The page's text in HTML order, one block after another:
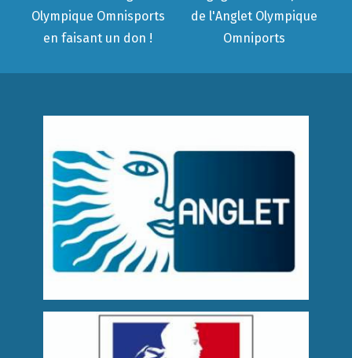
Olympique Omnisports
en faisant un don !
de l'Anglet Olympique
Omniports